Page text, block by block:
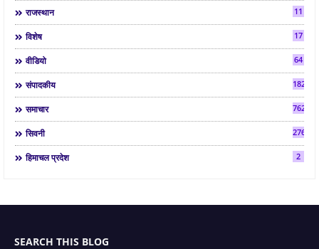
राजस्थान 11
विशेष 17
वीडियो 64
संपादकीय 182
समाचार 7624
सिवनी 2763
हिमाचल प्रदेश 2
SEARCH THIS BLOG